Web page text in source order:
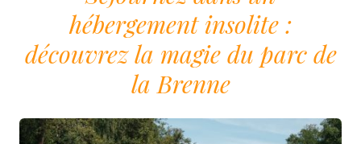
hébergement insolite :
découvrez la magie du parc de
la Brenne